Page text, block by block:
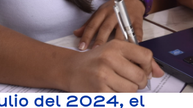
del 2024, el